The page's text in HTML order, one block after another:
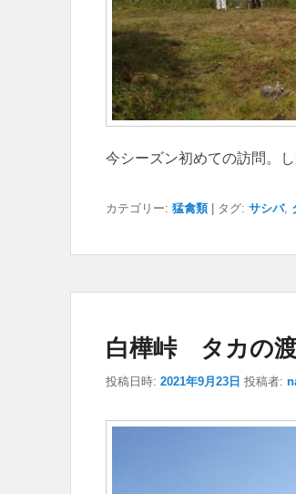
今シーズン初めての訪問。
カテゴリー: 猛禽類 タグ: サシバ,
白樺峠 タカの
投稿日時: 2021年9月23日 投稿者: